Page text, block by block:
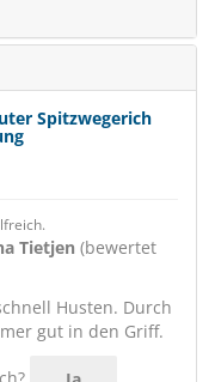
Spitzwegerich
Tietjen (bewertet
Husten. Durch
gut in den Griff.